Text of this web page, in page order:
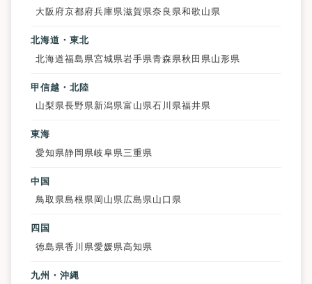
大阪府京都府兵庫県滋賀県奈良県和歌山県
北海道・東北
北海道福島県宮城県岩手県青森県秋田県 山形県
甲信越・北陸
山梨県長野県新潟県富山県石川県福井県
東海
愛知県静岡県岐阜県 三重県
中国
鳥取県島根県 岡山県広島県山口県
四国
徳島県香川県愛媛県高知県
九州・沖縄